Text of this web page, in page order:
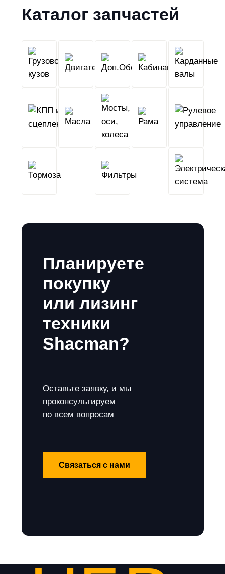
Каталог запчастей
Грузовой
кузов
Двигатель Кабина
КПП
и
сцепление
Масла
оси,
Рама
Тормоза Фильтры
Планируете
покупку
или лизинг
техники
Shacman?
Оставьте заявку, и мы
проконсультируем
по всем вопросам
Связаться с нами